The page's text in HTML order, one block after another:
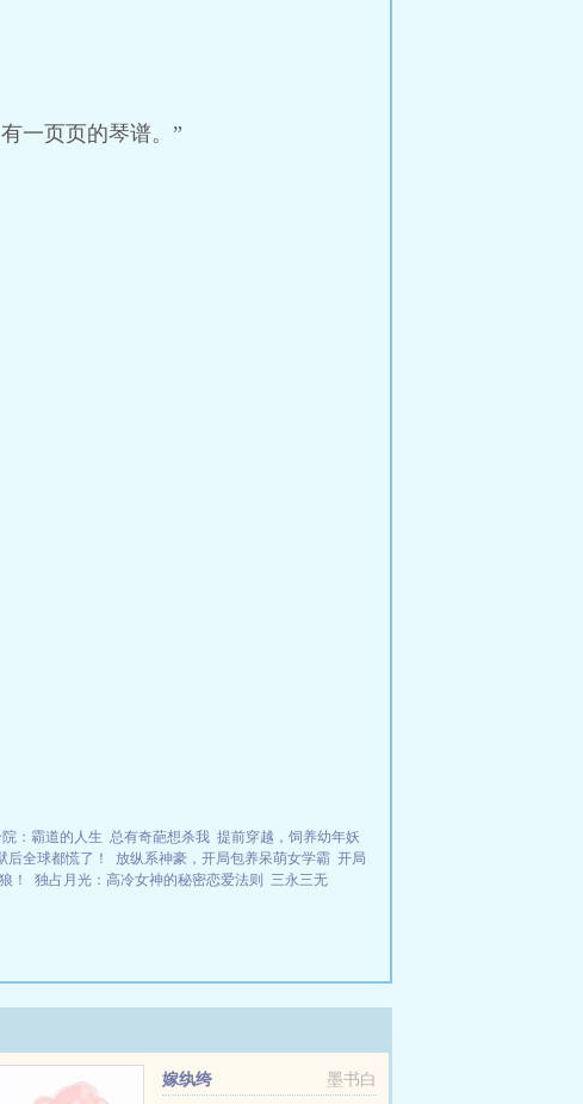
一页页的琴谱。”
院：霸道的人生 总有奇葩想杀我 提前穿越，饲养幼年妖
后全球都慌了！ 放纵系神豪，开局包养呆萌女学霸 开局
！ 独占月光：高冷女神的秘密恋爱法则 三永三无
墨书白
嫁纨绔